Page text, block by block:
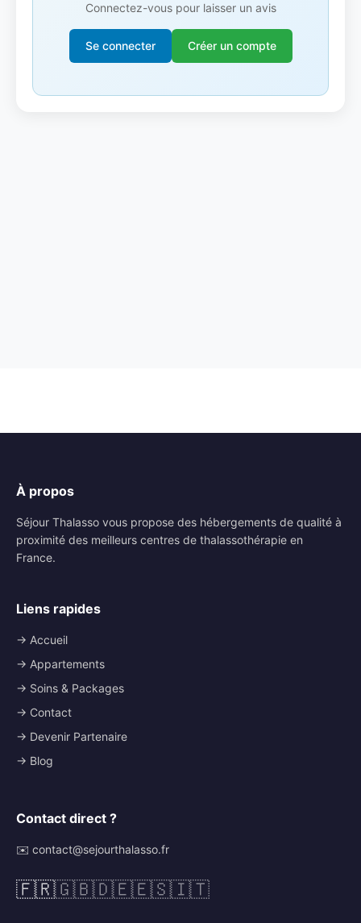
Connectez-vous pour laisser un avis
Se connecter Créer un compte
À propos
Séjour Thalasso vous propose des hébergements de qualité à
proximité des meilleurs centres de thalassothérapie en
France.
Liens rapides
→ Accueil
→ Appartements
→ Soins & Packages
→ Contact
→ Devenir Partenaire
→ Blog
Contact direct ?
✉️ contact@sejourthalasso.fr
🇫🇷🇬🇧🇩🇪🇪🇸🇮🇹